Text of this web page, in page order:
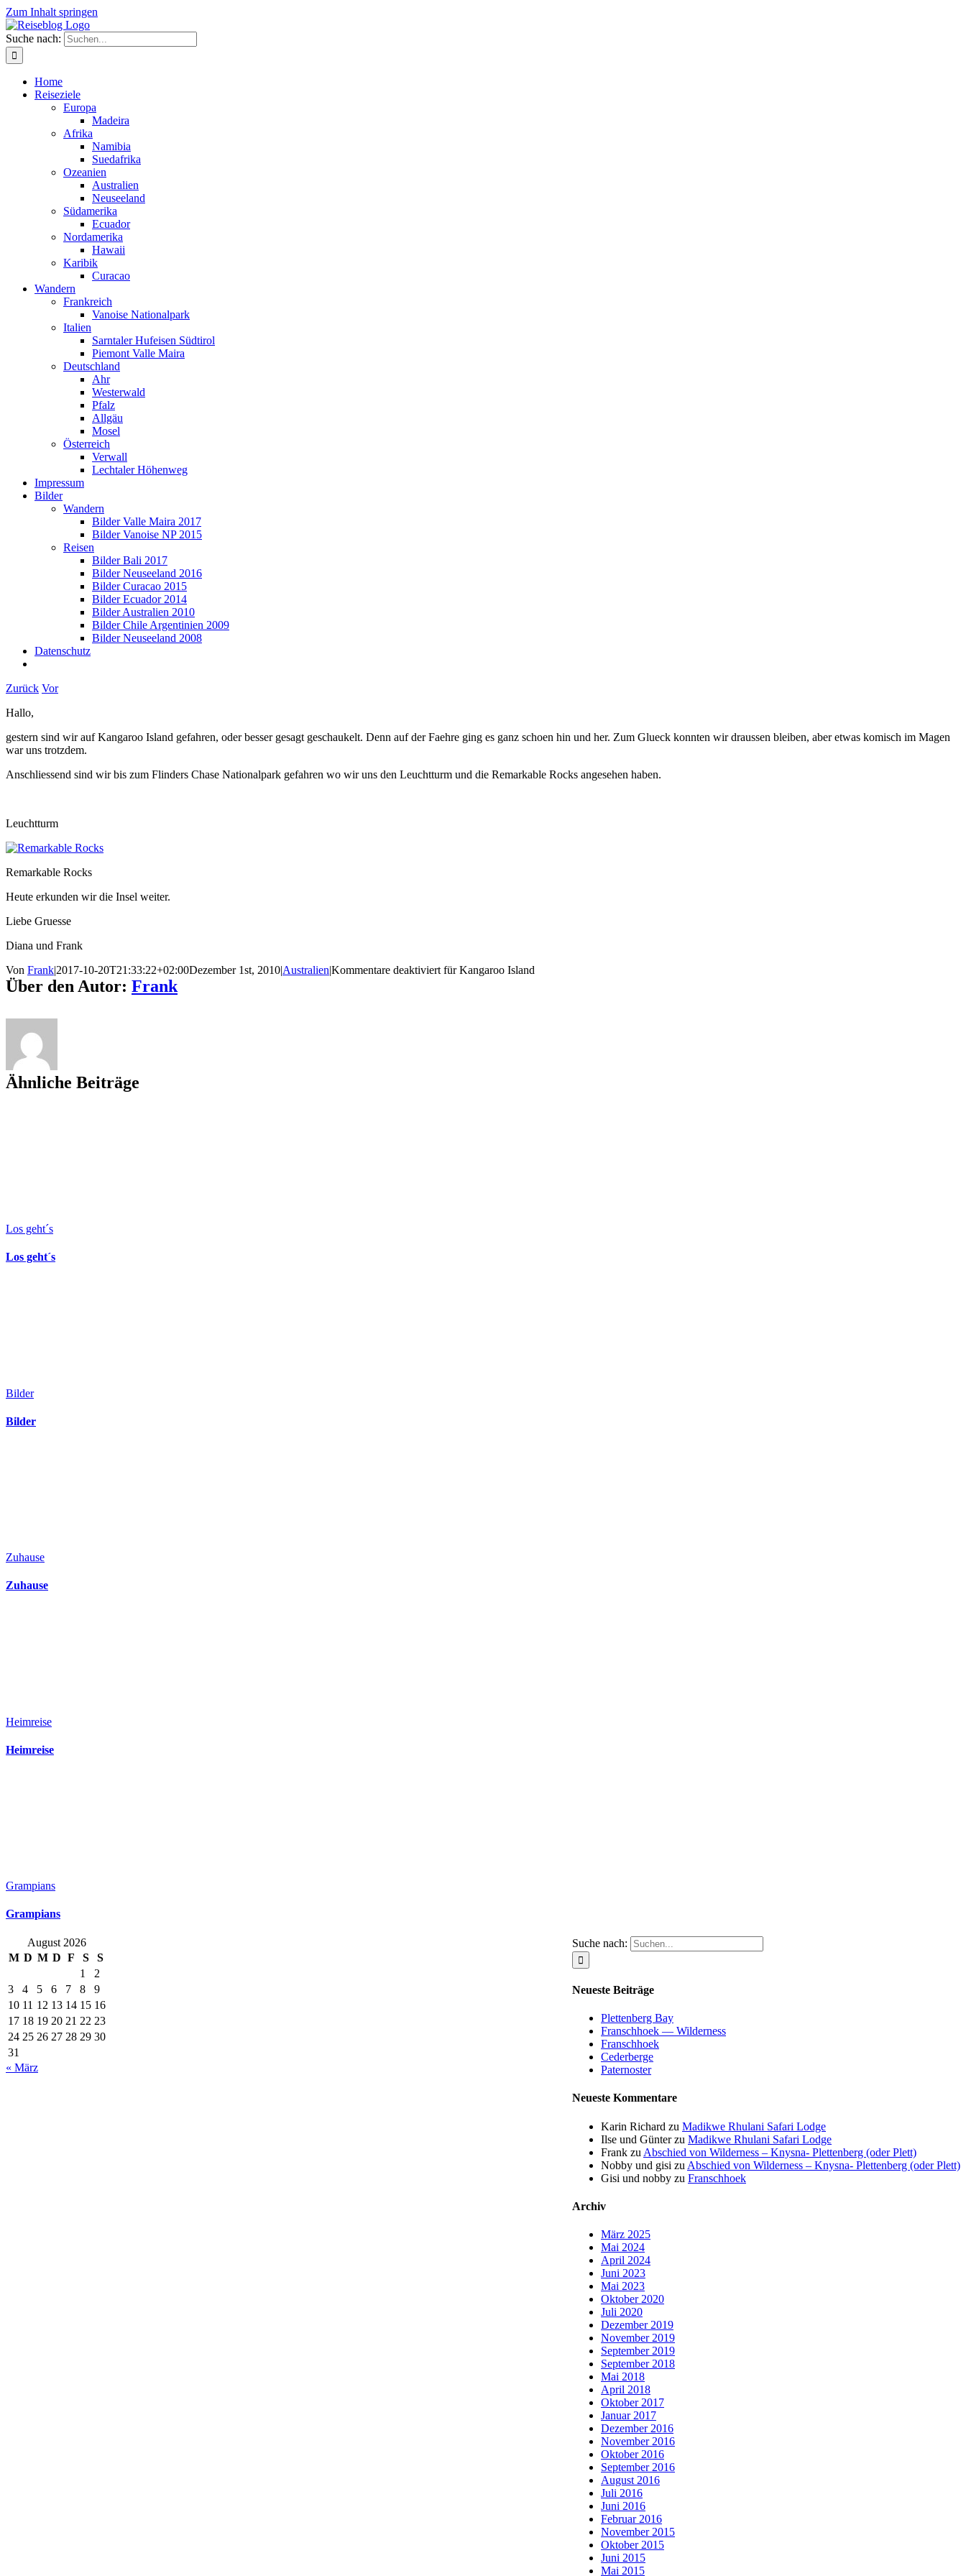
Zum Inhalt springen
Suche nach:
Home
Reiseziele
Europa
Madeira
Afrika
Namibia
Suedafrika
Ozeanien
Australien
Neuseeland
Südamerika
Ecuador
Nordamerika
Hawaii
Karibik
Curacao
Wandern
Frankreich
Vanoise Nationalpark
Italien
Sarntaler Hufeisen Südtirol
Piemont Valle Maira
Deutschland
Ahr
Westerwald
Pfalz
Allgäu
Mosel
Österreich
Verwall
Lechtaler Höhenweg
Impressum
Bilder
Wandern
Bilder Valle Maira 2017
Bilder Vanoise NP 2015
Reisen
Bilder Bali 2017
Bilder Neuseeland 2016
Bilder Curacao 2015
Bilder Ecuador 2014
Bilder Australien 2010
Bilder Chile Argentinien 2009
Bilder Neuseeland 2008
Datenschutz
Zurück Vor
Hallo,
gestern sind wir auf Kangaroo Island gefahren, oder besser gesagt geschaukelt. Denn auf der Faehre ging es ganz schoen hin und her. Zum Glueck konnten wir draussen bleiben, aber etwas komisch im Magen
war uns trotzdem.
Anschliessend sind wir bis zum Flinders Chase Nationalpark gefahren wo wir uns den Leuchtturm und die Remarkable Rocks angesehen haben.
Leuchtturm
Remarkable Rocks
Heute erkunden wir die Insel weiter.
Liebe Gruesse
Diana und Frank
Von Frank|2017-10-20T21:33:22+02:00Dezember 1st, 2010|Australien|Kommentare deaktiviert für Kangaroo Island
Über den Autor: Frank
Ähnliche Beiträge
Los geht´s
Los geht´s
Bilder
Bilder
Zuhause
Zuhause
Heimreise
Heimreise
Grampians
Grampians
Suche nach:
Neueste Beiträge
Plettenberg Bay
Franschhoek — Wilderness
Franschhoek
Cederberge
Paternoster
Neueste Kommentare
Karin Richard zu Madikwe Rhulani Safari Lodge
Ilse und Günterzu Madikwe Rhulani Safari Lodge
Frank zu Abschied von Wilderness – Knysna- Plettenberg (oder Plett)
Nobby und gisi zu Abschied von Wilderness – Knysna- Plettenberg (oder Plett)
Gisi und nobby zu Franschhoek
Archiv
März 2025
Mai 2024
April 2024
Juni 2023
Mai 2023
Oktober 2020
Juli 2020
Dezember 2019
November 2019
September 2019
September 2018
Mai 2018
April 2018
Oktober 2017
Januar 2017
Dezember 2016
November 2016
Oktober 2016
September 2016
August 2016
Juli 2016
Juni 2016
Februar 2016
November 2015
Oktober 2015
Juni 2015
Mai 2015
August 2026
M D M D F S
S
1
2
3
4 5 6 7 8
9
10 11 12 13 14 15 16
17 18 19 20 21 22 23
24 25 26 27 28 29 30
31
« März